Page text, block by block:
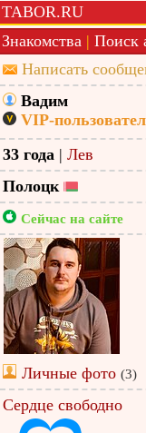
TABOR.RU
Знакомства | Поиск
Написать
Вадим
VIP-
33 года | Лев
Полоцк
Сейчас на сайте
Личные фото (3)
Сердце свободно